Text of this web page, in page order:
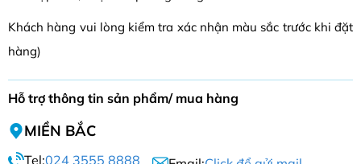
Khách hàng vui lòng kiểm tra xác nhận màu sắc trước khi đặt
hàng)
Hỗ trợ thông tin sản phẩm/ mua hàng
MIỀN BẮC
Tel:024 3555 8888